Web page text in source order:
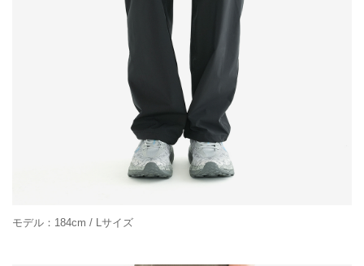
モデル：184cm / Lサイズ